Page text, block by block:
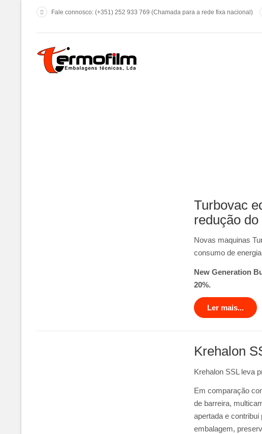
Fale connosco: (+351) 252 933 769 (Chamada para a rede fixa nacional)
Turbovac
redução
Novas maquinas
consumo de
New Generation
20%.
Ler mais...
Krehalon
Krehalon SSL leva
Em comparação
de barreira,
apertada e
embalagem,